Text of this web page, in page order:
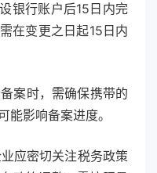
银行账户后15日内完
在变更之日起15日内
案时，需确保携带的
能影响备案进度。
应密切关注税务政策